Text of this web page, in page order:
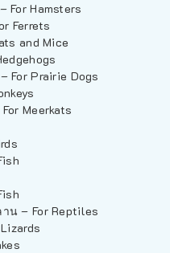
For Hamsters
Ferrets
and Mice
For Prairie Dogs
Meerkats
น – For Reptiles